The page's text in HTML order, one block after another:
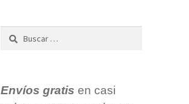
Buscar:
Envíos gratis en casi